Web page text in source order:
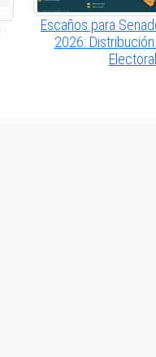
Escaños para
2026: